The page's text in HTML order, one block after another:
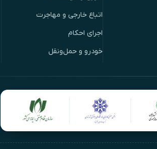
اتباع خارجی و مهاجرت
اجرای احکام
خودرو و حمل‌ونقل